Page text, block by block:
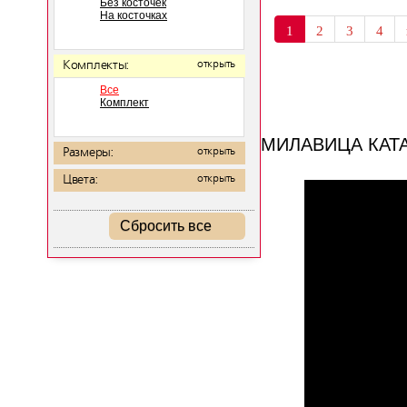
Без косточек
На косточках
Комплекты: открыть
Все
Комплект
Размеры: открыть
Цвета: открыть
Сбросить все
1 2 3 4
МИЛАВИЦА